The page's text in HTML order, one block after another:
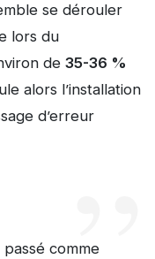
se dérouler
lors du
de 35-36 %
alors l’installation
d’erreur
passé comme